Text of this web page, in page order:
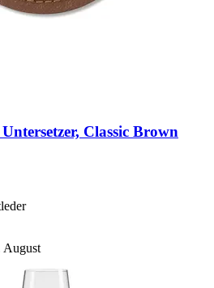
Untersetzer, Classic Brown
August